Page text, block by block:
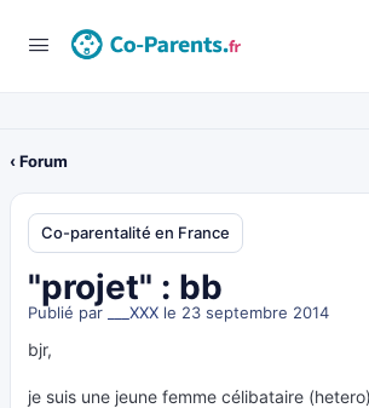
‹ Forum
Co-parentalité en France
"projet" : bb
Publié par ___XXX le 23 septembre 2014
bjr,
je suis une jeune femme célibataire